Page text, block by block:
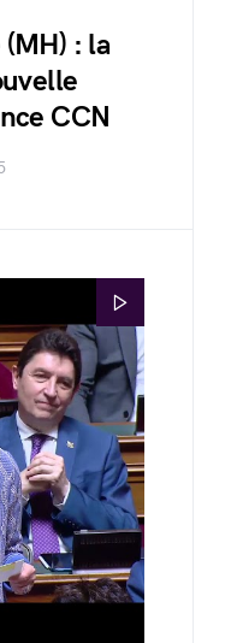
: la
CCN